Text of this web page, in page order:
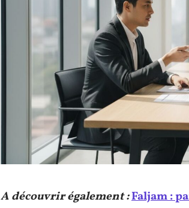
A découvrir également :Faljam :